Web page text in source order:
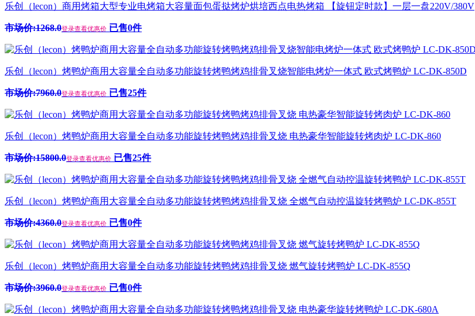
乐创（lecon）商用烤箱大型专业电烤箱大容量面包蛋挞烤炉烘培西点电热烤箱 【旋钮定时款】一层一盘220V/380V
市场价:1268.0登录查看优惠价 已售0件
乐创（lecon）烤鸭炉商用大容量全自动多功能旋转烤鸭烤鸡排骨叉烧智能电烤炉一体式 欧式烤鸭炉 LC-DK-850D
市场价:7960.0登录查看优惠价 已售25件
乐创（lecon）烤鸭炉商用大容量全自动多功能旋转烤鸭烤鸡排骨叉烧 电热豪华智能旋转烤肉炉 LC-DK-860
市场价:15800.0登录查看优惠价 已售25件
乐创（lecon）烤鸭炉商用大容量全自动多功能旋转烤鸭烤鸡排骨叉烧 全燃气自动控温旋转烤鸭炉 LC-DK-855T
市场价:4360.0登录查看优惠价 已售0件
乐创（lecon）烤鸭炉商用大容量全自动多功能旋转烤鸭烤鸡排骨叉烧 燃气旋转烤鸭炉 LC-DK-855Q
市场价:3960.0登录查看优惠价 已售0件